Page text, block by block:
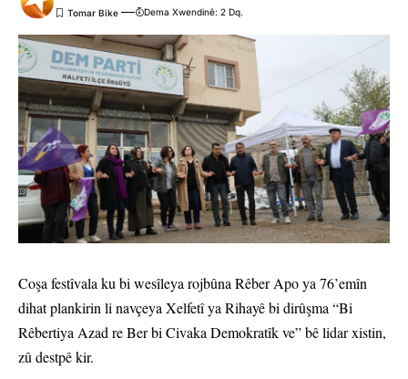
Dema Xwendinê: 2 Dq.
Coşa festîvala ku bi wesîleya rojbûna Rêber Apo ya 76’emîn
dihat plankirin li navçeya Xelfetî ya Rihayê bi dirûşma “Bi
Rêbertiya Azad re Ber bi Civaka Demokratîk ve” bê lidar xistin,
zû destpê kir.